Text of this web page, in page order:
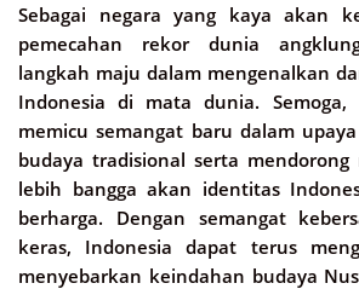
Sebagai negara yang kaya akan
pemecahan rekor dunia
langkah maju dalam mengenalkan
Indonesia di mata dunia.
memicu semangat baru dalam
budaya tradisional serta
lebih bangga akan identitas
berharga. Dengan semangat
keras, Indonesia dapat terus
menyebarkan keindahan budaya